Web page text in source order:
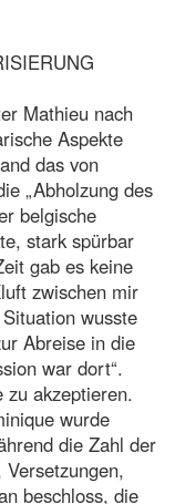
Mathieu nach
Aspekte
das von
„Abholzung des
belgische
stark spürbar
gab es keine
zwischen mir
wusste
Abreise in die
war dort“.
akzeptieren.
wurde
die Zahl der
beschloss, die